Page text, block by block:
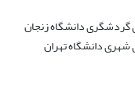
گردشگری دانشگاه زنجان
شهری دانشگاه تهران